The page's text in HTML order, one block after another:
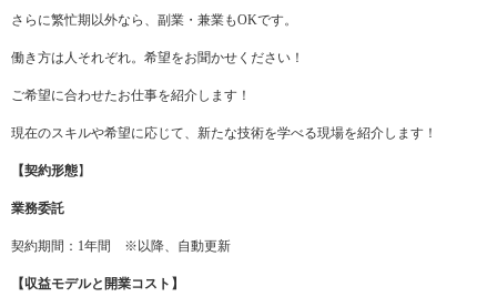
さらに繁忙期以外なら、副業・兼業もOKです。
働き方は人それぞれ。希望をお聞かせください！
ご希望に合わせたお仕事を紹介します！
現在のスキルや希望に応じて、新たな技術を学べる現場を紹介します！
【契約形態】
業務委託
契約期間：1年間 ※以降、自動更新
【収益モデルと開業コスト】